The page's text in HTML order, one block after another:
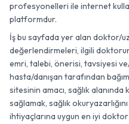
profesyonelleri ile internet
platformdur.
İş bu sayfada yer alan doktor/
değerlendirmeleri, ilgili
emri, talebi, önerisi, tavsiyesi
hasta/danışan tarafından
sitesinin amacı, sağlık
sağlamak, sağlık
ihtiyaçlarına uygun en iyi doktor